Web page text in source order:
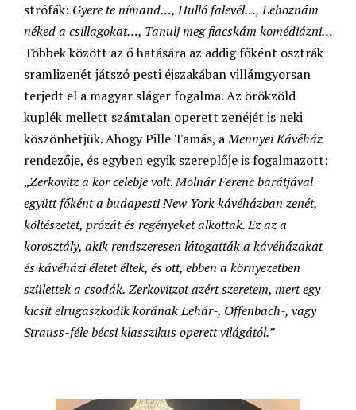
strófák: Gyere te nímand…, Hulló falevél…, Lehoznám
néked a csillagokat…, Tanulj meg fiacskám komédiázni…
Többek között az ő hatására az addig főként osztrák
sramlizenét játszó pesti éjszakában villámgyorsan
terjedt el a magyar sláger fogalma. Az örökzöld
kuplék mellett számtalan operett zenéjét is neki
köszönhetjük. Ahogy Pille Tamás, aMennyei Kávéház
rendezője, és egyben egyik szereplője is fogalmazott:
„Zerkovitz a kor celebje volt. Molnár Ferenc barátjával
együtt főként a budapesti New York kávéházban zenét,
költészetet, prózát és regényeket alkottak. Ez az a
korosztály, akik rendszeresen látogatták a kávéházakat
és kávéházi életet éltek, és ott, ebben a környezetben
születtek a csodák. Zerkovitzot azért szeretem, mert egy
kicsit elrugaszkodik korának Lehár-, Offenbach-, vagy
Strauss-féle bécsi klasszikus operett világától.”